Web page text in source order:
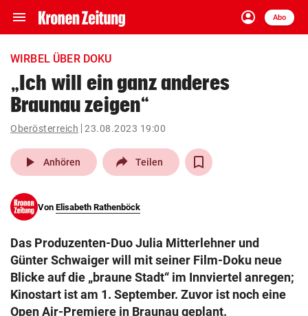
menu Navigation
ein-/ausklappen
account_circle
Anmelden
Abo
close Schließen
account_circle Anmelden
pin_drop
Wien arrow_right
search
eingeben
WIRBEL ÜBER DOKU
„Ich will ein ganz anderes
Braunau zeigen“
Oberösterreich 23.08.2023 19:00
play_arrow Anhören Teilen
Von Elisabeth Rathenböck
Das Produzenten-Duo Julia Mitterlehner und
Günter Schwaiger will mit seiner Film-Doku neue
Blicke auf die „braune Stadt“ im Innviertel anregen;
Kinostart ist am 1. September. Zuvor ist noch eine
Open Air-Premiere in Braunau geplant.